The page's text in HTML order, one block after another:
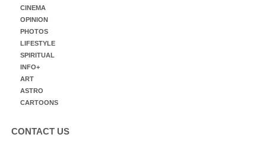
CINEMA
OPINION
PHOTOS
LIFESTYLE
SPIRITUAL
INFO+
ART
ASTRO
CARTOONS
CONTACT US